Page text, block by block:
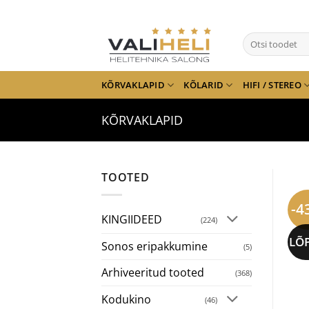
Otsi:
KÕRVAKLAPID KÕLARID HIFI / STEREO
KÕRVAKLAPID
TOOTED
KINGIIDEED (224)
Sonos eripakkumine (5)
Arhiveeritud tooted (368)
Kodukino (46)
-